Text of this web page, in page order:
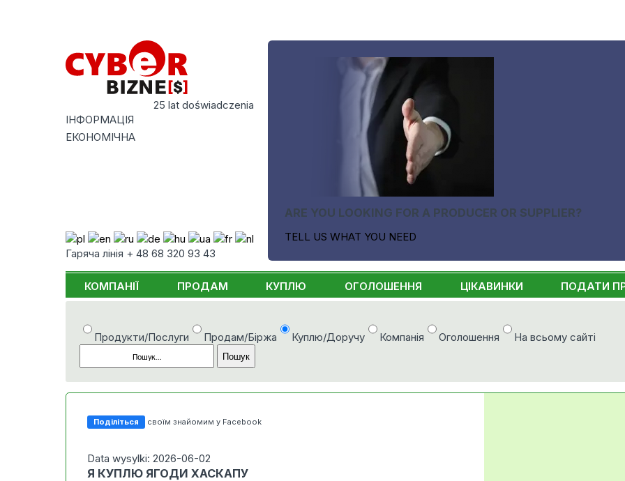
25 lat doświadczenia
ІНФОРМАЦІЯ
ЕКОНОМІЧНА
Гаряча лінія + 48 68 320 93 43
ARE YOU LOOKING FOR A PRODUCER OR SUPPLIER?
TELL US WHAT YOU NEED
КОМПАНІЇ ПРОДАМ КУПЛЮ ОГОЛОШЕННЯ ЦІКАВИНКИ ПОДАТИ
Продукти/Послуги Продам/Біржа Куплю/Доручу Компанія Оголошення На всьому сайті
Поділіться своїм знайомим у Facebook
Data wysylki: 2026-06-02
Я КУПЛЮ ЯГОДИ ХАСКАПУ